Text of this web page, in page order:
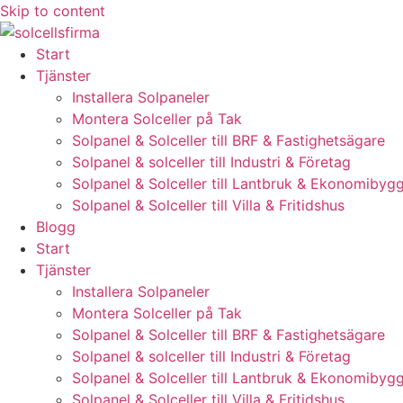
Skip to content
Start
Tjänster
Installera Solpaneler
Montera Solceller på Tak
Solpanel & Solceller till BRF & Fastighetsägare
Solpanel & solceller till Industri & Företag
Solpanel & Solceller till Lantbruk &
Solpanel & Solceller till Villa & Fritidshus
Blogg
Start
Tjänster
Installera Solpaneler
Montera Solceller på Tak
Solpanel & Solceller till BRF & Fastighetsägare
Solpanel & solceller till Industri & Företag
Solpanel & Solceller till Lantbruk &
Solpanel & Solceller till Villa & Fritidshus